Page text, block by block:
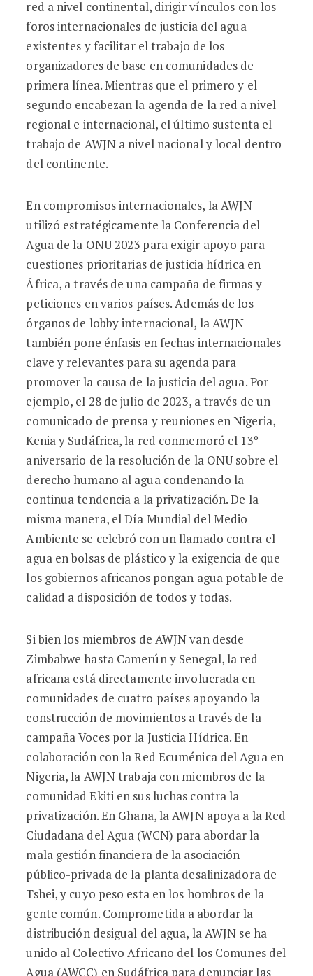
red a nivel continental, dirigir vínculos con los
foros internacionales de justicia del agua
existentes y facilitar el trabajo de los
organizadores de base en comunidades de
primera línea. Mientras que el primero y el
segundo encabezan la agenda de la red a nivel
regional e internacional, el último sustenta el
trabajo de AWJN a nivel nacional y local dentro
del continente.
En compromisos internacionales, la AWJN
utilizó estratégicamente la Conferencia del
Agua de la ONU 2023 para exigir apoyo para
cuestiones prioritarias de justicia hídrica en
África, a través de una campaña de firmas y
peticiones en varios países. Además de los
órganos de lobby internacional, la AWJN
también pone énfasis en fechas internacionales
clave y relevantes para su agenda para
promover la causa de la justicia del agua. Por
ejemplo, el 28 de julio de 2023, a través de un
comunicado de prensa y reuniones en Nigeria,
Kenia y Sudáfrica, la red conmemoró el 13º
aniversario de la resolución de la ONU sobre el
derecho humano al agua condenando la
continua tendencia a la privatización. De la
misma manera, el Día Mundial del Medio
Ambiente se celebró con un llamado contra el
agua en bolsas de plástico y la exigencia de que
los gobiernos africanos pongan agua potable de
calidad a disposición de todos y todas.
Si bien los miembros de AWJN van desde
Zimbabwe hasta Camerún y Senegal, la red
africana está directamente involucrada en
comunidades de cuatro países apoyando la
construcción de movimientos a través de la
campaña Voces por la Justicia Hídrica. En
colaboración con la Red Ecuménica del Agua en
Nigeria, la AWJN trabaja con miembros de la
comunidad Ekiti en sus luchas contra la
privatización. En Ghana, la AWJN apoya a la Red
Ciudadana del Agua (WCN) para abordar la
mala gestión financiera de la asociación
público-privada de la planta desalinizadora de
Tshei, y cuyo peso esta en los hombros de la
gente común. Comprometida a abordar la
distribución desigual del agua, la AWJN se ha
unido al Colectivo Africano del los Comunes del
Agua (AWCC) en Sudáfrica para denunciar las